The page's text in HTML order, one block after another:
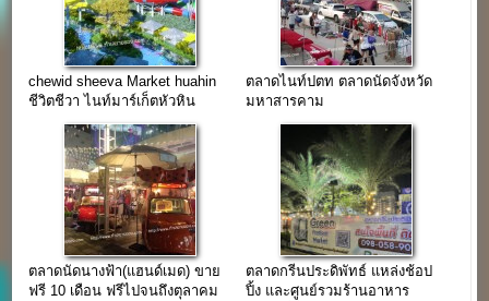
chewid sheeva Market huahin
ชีวิตชีวา ไนท์มาร์เก็ตหัวหิน
ตลาดไนท์ปตท ตลาดนัดจังหวัด
มหาสารคาม
ตลาดนัดนางฟ้า(แฮนด์เมด) ขาย
ฟรี 10 เดือน ฟรีไปจนถึงตุลาคม
ตลาดกรีนประดิพัทธ์ แหล่งช้อป
ปิ้ง และศูนย์รวมร้านอาหาร